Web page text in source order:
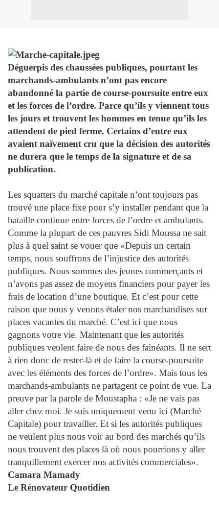
Déguerpis des chaussées publiques, pourtant les
marchands-ambulants n’ont pas encore
abandonné la partie de course-poursuite entre eux
et les forces de l’ordre. Parce qu’ils y viennent tous
les jours et trouvent les hommes en tenue qu’ils les
attendent de pied ferme. Certains d’entre eux
avaient naïvement cru que la décision des autorités
ne durera que le temps de la signature et de sa
publication.
Les squatters du marché capitale n’ont toujours pas
trouvé une place fixe pour s’y installer pendant que la
bataille continue entre forces de l’ordre et ambulants.
Comme la plupart de ces pauvres Sidi Moussa ne sait
plus à quel saint se vouer que «Depuis un certain
temps, nous souffrons de l’injustice des autorités
publiques. Nous sommes des jeunes commerçants et
n’avons pas assez de moyens financiers pour payer les
frais de location d’une boutique. Et c’est pour cette
raison que nous y venons étaler nos marchandises sur
places vacantes du marché. C’est ici que nous
gagnons votre vie. Maintenant que les autorités
publiques veulent faire de nous des fainéants. Il ne sert
à rien donc de rester-là et de faire la course-poursuite
avec les éléments des forces de l’ordre». Mais tous les
marchands-ambulants ne partagent ce point de vue. La
preuve par la parole de Moustapha : «Je ne vais pas
aller chez moi. Je suis uniquement venu ici (Marché
Capitale) pour travailler. Et si les autorités publiques
ne veulent plus nous voir au bord des marchés qu’ils
nous trouvent des places là où nous pourrions y aller
tranquillement exercer nos activités commerciales».
Camara Mamady
Le Rénovateur Quotidien